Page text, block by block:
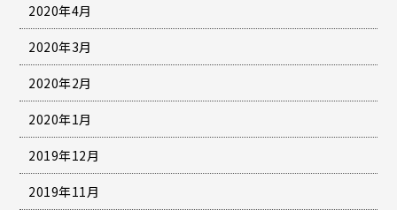
2020年4月
2020年3月
2020年2月
2020年1月
2019年12月
2019年11月